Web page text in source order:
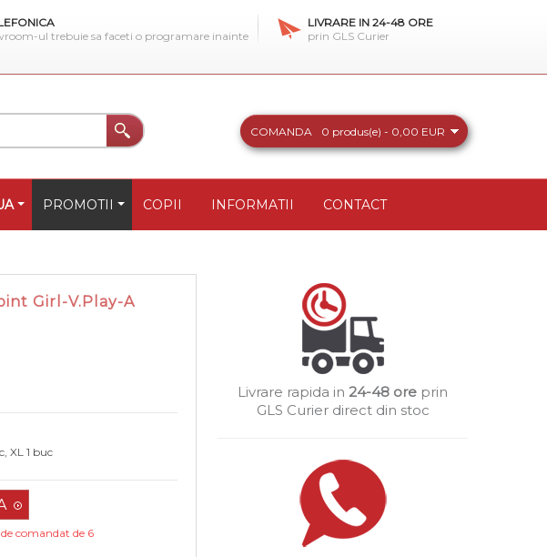
ul trebuie sa faceti o programare inainte
LIVRARE IN 24-48 ORE
prin GLS Curier
COMANDA 0 produs(e) - 0,00 EUR
PROMOTII COPII INFORMATII CONTACT
Girl-V.Play-A
XL 1 buc
comandat de 6
Livrare rapida in 24-48 ore prin
GLS Curier direct din stoc